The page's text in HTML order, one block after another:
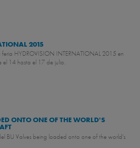
2015
feria HYDROVISION INTERNATIONAL 2015 en
el 14 hasta el 17 de julio.
ONTO ONE OF THE WORLD'S
BU Valves being loaded onto one of the world's